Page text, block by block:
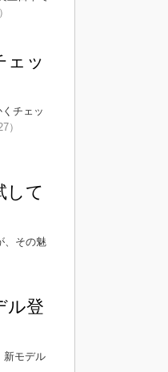
ェッ
チェッ
）
して
、その魅
ル登
新モデル